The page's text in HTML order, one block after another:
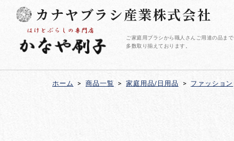
カナヤブラシ産業株式会社
ご家庭用ブラシから職人さんご用達の品まで
多数取り揃えております。
ホーム > 商品一覧 > 家庭用品/日用品 > ファッション